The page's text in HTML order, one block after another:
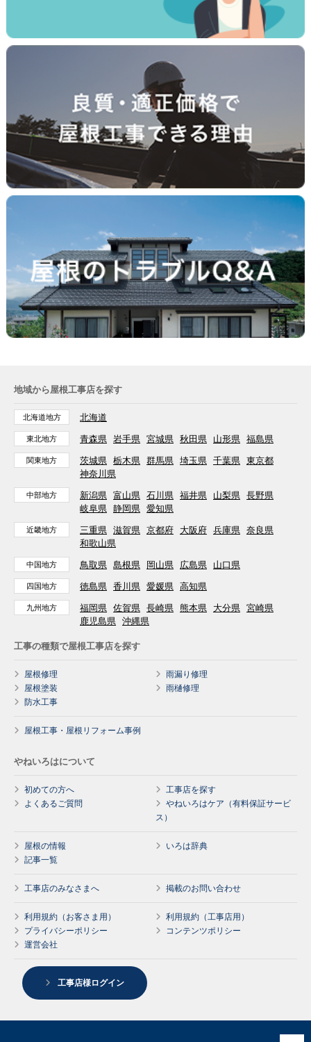
地域から屋根工事店を探す
北海道地方 北海道
東北地方 青森県 岩手県 宮城県 秋田県 山形県 福島県
関東地方 茨城県 栃木県 群馬県 埼玉県 千葉県 東京都
神奈川県
中部地方 新潟県 富山県 石川県 福井県 山梨県 長野県
岐阜県 静岡県 愛知県
近畿地方 三重県 滋賀県 京都府 大阪府 兵庫県 奈良県
和歌山県
中国地方 鳥取県 島根県 岡山県 広島県 山口県
四国地方 徳島県 香川県 愛媛県 高知県
九州地方 福岡県 佐賀県 長崎県 熊本県 大分県 宮崎県
鹿児島県 沖縄県
工事の種類で屋根工事店を探す
屋根修理
雨漏り修理
屋根塗装
雨樋修理
防水工事
屋根工事・屋根リフォーム事例
やねいろはについて
初めての方へ
工事店を探す
よくあるご質問
やねいろはケア（有料保証サービ
ス）
屋根の情報
いろは辞典
記事一覧
工事店のみなさまへ 掲載のお問い合わせ
利用規約（お客さま用）
利用規約（工事店用）
プライバシーポリシー
コンテンツポリシー
運営会社
工事店様ログイン